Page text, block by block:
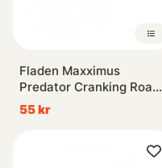
Fladen Maxximus
Predator Cranking Roach
50mm
55 kr